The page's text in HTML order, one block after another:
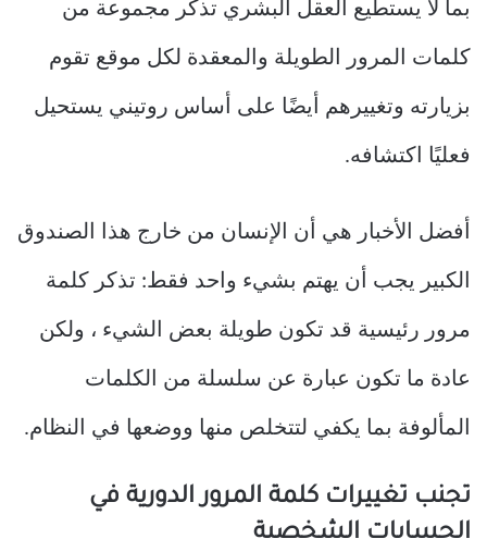
بما لا يستطيع العقل البشري تذكر مجموعة من
كلمات المرور الطويلة والمعقدة لكل موقع تقوم
بزيارته وتغييرهم أيضًا على أساس روتيني يستحيل
فعليًا اكتشافه.
أفضل الأخبار هي أن الإنسان من خارج هذا الصندوق
الكبير يجب أن يهتم بشيء واحد فقط: تذكر كلمة
مرور رئيسية قد تكون طويلة بعض الشيء ، ولكن
عادة ما تكون عبارة عن سلسلة من الكلمات
المألوفة بما يكفي لتتخلص منها ووضعها في النظام.
تجنب تغييرات كلمة المرور الدورية في